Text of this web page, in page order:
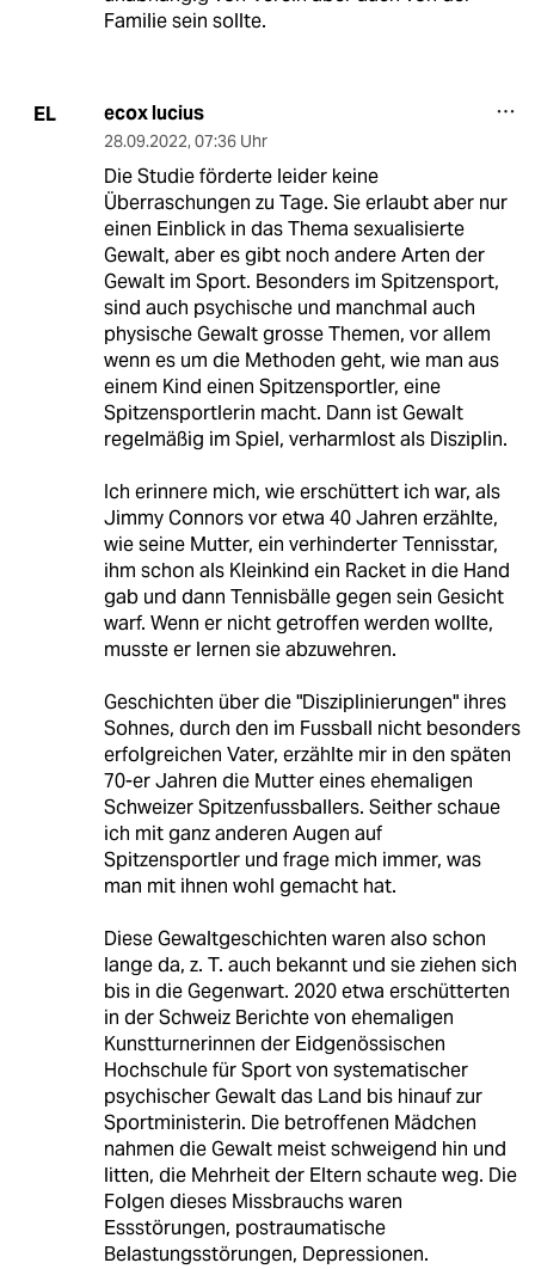
Familie sein sollte.
EL ecox lucius
28.09.2022, 07:36 Uhr
Die Studie förderte leider keine
Überraschungen zu Tage. Sie erlaubt aber nur
einen Einblick in das Thema sexualisierte
Gewalt, aber es gibt noch andere Arten der
Gewalt im Sport. Besonders im Spitzensport,
sind auch psychische und manchmal auch
physische Gewalt grosse Themen, vor allem
wenn es um die Methoden geht, wie man aus
einem Kind einen Spitzensportler, eine
Spitzensportlerin macht. Dann ist Gewalt
regelmäßig im Spiel, verharmlost als Disziplin.
Ich erinnere mich, wie erschüttert ich war, als
Jimmy Connors vor etwa 40 Jahren erzählte,
wie seine Mutter, ein verhinderter Tennisstar,
ihm schon als Kleinkind ein Racket in die Hand
gab und dann Tennisbälle gegen sein Gesicht
warf. Wenn er nicht getroffen werden wollte,
musste er lernen sie abzuwehren.
Geschichten über die "Disziplinierungen" ihres
Sohnes, durch den im Fussball nicht besonders
erfolgreichen Vater, erzählte mir in den späten
70-er Jahren die Mutter eines ehemaligen
Schweizer Spitzenfussballers. Seither schaue
ich mit ganz anderen Augen auf
Spitzensportler und frage mich immer, was
man mit ihnen wohl gemacht hat.
Diese Gewaltgeschichten waren also schon
lange da, z. T. auch bekannt und sie ziehen sich
bis in die Gegenwart. 2020 etwa erschütterten
in der Schweiz Berichte von ehemaligen
Kunstturnerinnen der Eidgenössischen
Hochschule für Sport von systematischer
psychischer Gewalt das Land bis hinauf zur
Sportministerin. Die betroffenen Mädchen
nahmen die Gewalt meist schweigend hin und
litten, die Mehrheit der Eltern schaute weg. Die
Folgen dieses Missbrauchs waren
Essstörungen, postraumatische
Belastungsstörungen, Depressionen.